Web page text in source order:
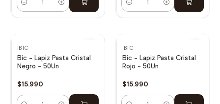
Cantidad Cantidad
|BIC
Bic - Lapiz Pasta Cristal
Negro - 50Un
$15.990
|BIC
Bic - Lapiz Pasta Cristal
Rojo - 50Un
$15.990